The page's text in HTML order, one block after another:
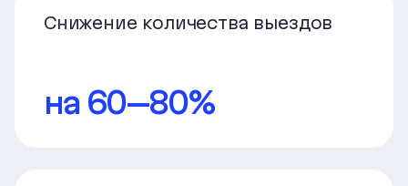
Снижение количества выездов
на 60–80%